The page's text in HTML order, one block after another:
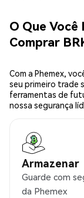
O Que Você
Comprar
Com a Phemex,
seu primeiro trade
ferramentas de
nossa segurança
Armazenar
Guarde com
da Phemex